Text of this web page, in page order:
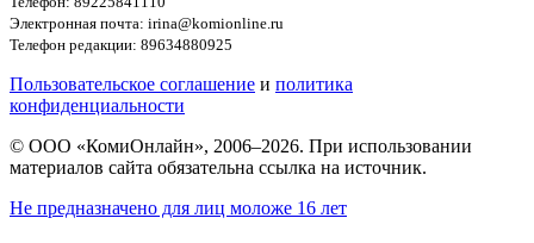
Электронная почта: irina@komionline.ru
Телефон редакции: 89634880925
Пользовательское соглашение и политика
конфиденциальности
© ООО «КомиОнлайн», 2006–2026. При использовании
материалов сайта обязательна ссылка на источник.
Не предназначено для лиц моложе 16 лет